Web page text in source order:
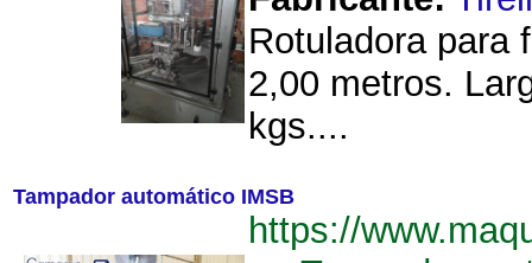
Rotuladora para
2,00 metros.
kgs....
Tampador automático IMSB
https://